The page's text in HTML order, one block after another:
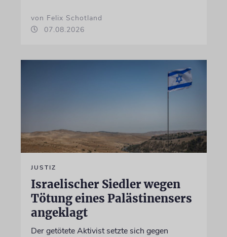
von Felix Schotland
07.08.2026
JUSTIZ
Israelischer Siedler wegen
Tötung eines Palästinensers
angeklagt
Der getötete Aktivist setzte sich gegen